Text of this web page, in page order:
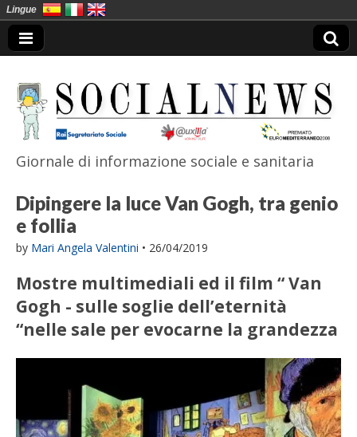
SocialNews
Giornale di informazione sociale e sanitaria
Dipingere la luce Van Gogh, tra genio
e follia
by Mari Angela Valentini • 26/04/2019
Mostre multimediali ed il film “ Van
Gogh - sulle soglie dell’eternità
“nelle sale per evocarne la grandezza
Lingue